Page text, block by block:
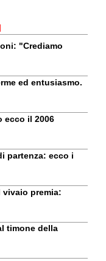
"Crediamo
ed entusiasmo.
ecco il 2006
partenza: ecco i
vivaio premia:
timone della